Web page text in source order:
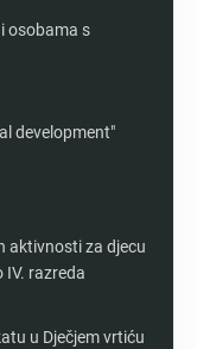
osobama s
development"
aktivnosti za djecu
IV. razreda
u Dječjem vrtiću